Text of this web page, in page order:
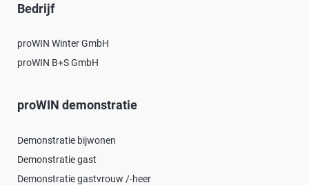
Bedrijf
proWIN Winter GmbH
proWIN B+S GmbH
proWIN demonstratie
Demonstratie bijwonen
Demonstratie gast
Demonstratie gastvrouw /-heer